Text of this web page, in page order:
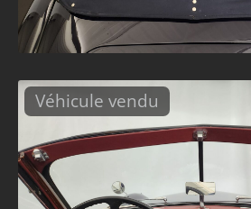
Véhicule vendu